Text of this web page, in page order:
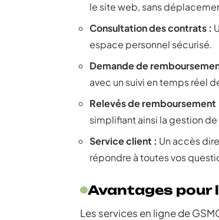
le site web, sans
Consultation des contrats :
espace personnel sécurisé.
Demande de
avec un suivi en temps réel
Relevés de remboursement
simplifiant ainsi la gestion de
Service client : Un accès
répondre à toutes vos
Avantages pour
Les services en ligne de